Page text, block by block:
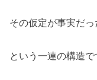
その仮定が事実だ
という一連の構造で